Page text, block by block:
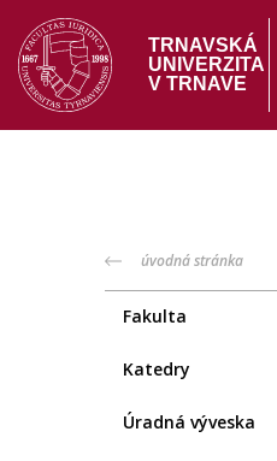
Skočiť
na
hlavný
obsah
TRNAVSKÁ
UNIVERZITA
V TRNAVE
PF
menu
úvodná stránka
Fakulta
Katedry
Úradná výveska